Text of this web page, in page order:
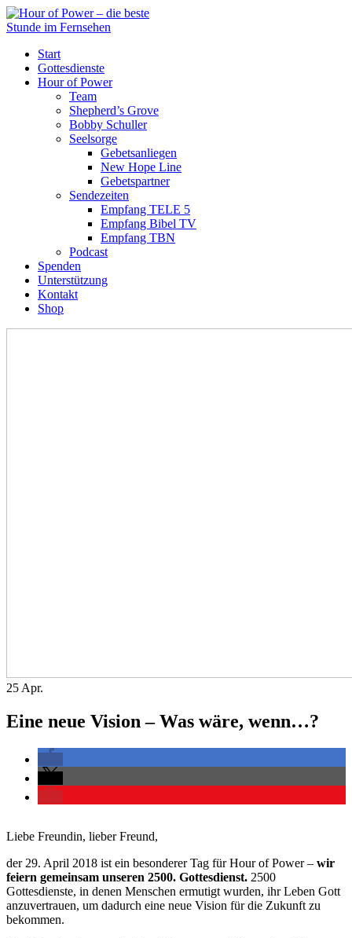
Start
Gottesdienste
Hour of Power
Team
Shepherd’s Grove
Bobby Schuller
Seelsorge
Gebetsanliegen
New Hope Line
Gebetspartner
Sendezeiten
Empfang TELE 5
Empfang Bibel TV
Empfang TBN
Podcast
Spenden
Unterstützung
Kontakt
Shop
25 Apr.
Eine neue Vision – Was wäre, wenn…?
Liebe Freundin, lieber Freund,
der 29. April 2018 ist ein besonderer Tag für Hour of Power – wir
feiern gemeinsam unseren 2500. Gottesdienst. 2500
Gottesdienste, in denen Menschen ermutigt wurden, ihr Leben Gott
anzuvertrauen, um dadurch eine neue Vision für die Zukunft zu
bekommen.